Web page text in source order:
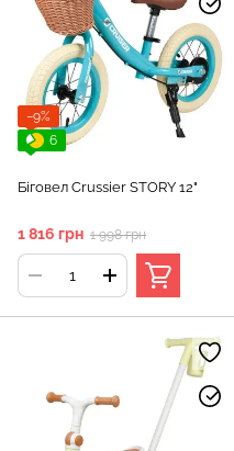
−9%
6
Біговел Crussier STORY 12"
1 816 грн 1 998 грн